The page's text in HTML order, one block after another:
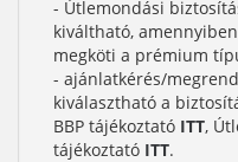
- Útlemondási
kiváltható,
megköti a prémium
- ajánlatkérés/
kiválasztható a
BBP tájékoztató ITT,
tájékoztató ITT.